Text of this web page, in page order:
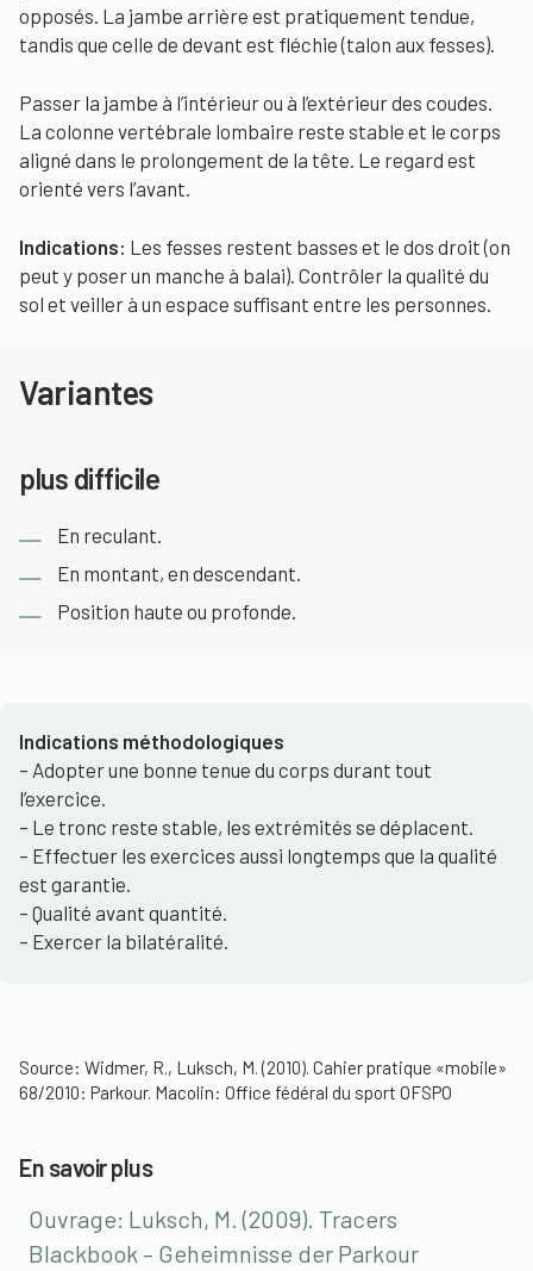
opposés. La jambe arrière est pratiquement tendue,
tandis que celle de devant est fléchie (talon aux fesses).
Passer la jambe à l’intérieur ou à l’extérieur des coudes.
La colonne vertébrale lombaire reste stable et le corps
aligné dans le prolongement de la tête. Le regard est
orienté vers l’avant.
Indications: Les fesses restent basses et le dos droit (on
peut y poser un manche à balai). Contrôler la qualité du
sol et veiller à un espace suffisant entre les personnes.
Variantes
plus difficile
En reculant.
En montant, en descendant.
Position haute ou profonde.
Indications méthodologiques
– Adopter une bonne tenue du corps durant tout
l’exercice.
– Le tronc reste stable, les extrémités se déplacent.
– Effectuer les exercices aussi longtemps que la qualité
est garantie.
– Qualité avant quantité.
– Exercer la bilatéralité.
Source: Widmer, R., Luksch, M. (2010). Cahier pratique «mobile»
68/2010: Parkour. Macolin: Office fédéral du sport OFSPO
En savoir plus
Ouvrage: Luksch, M. (2009). Tracers
Blackbook – Geheimnisse der Parkour